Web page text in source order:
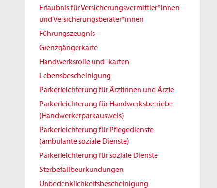
Erlaubnis für Versicherungsvermittler*innen
und Versicherungsberater*innen
Führungszeugnis
Grenzgängerkarte
Handwerksrolle und -karten
Lebensbescheinigung
Parkerleichterung für Ärztinnen und Ärzte
Parkerleichterung für Handwerksbetriebe
(Handwerkerparkausweis)
Parkerleichterung für Pflegedienste
(ambulante soziale Dienste)
Parkerleichterung für soziale Dienste
Sterbefallbeurkundungen
Unbedenklichkeitsbescheinigung